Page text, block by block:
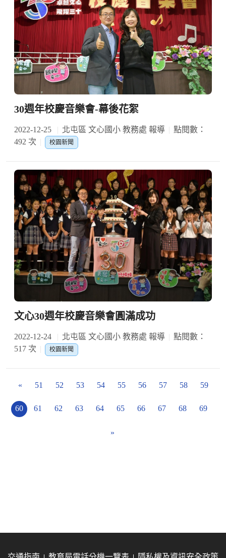
30週年校慶音樂會-幕後花絮
2022-12-25 北屯區 文心國小 教務處 報導
點閱數：
492 次
校園新聞
文心30週年校慶音樂會圓滿成功
2022-12-24 北屯區 文心國小 教務處 報導
點閱數：
517 次
校園新聞
« 51 52 53 54 55 56 57 58 59
60 61 62 63 64 65 66 67 68 69
»